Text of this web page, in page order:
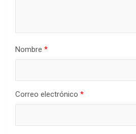
Nombre *
Correo electrónico *